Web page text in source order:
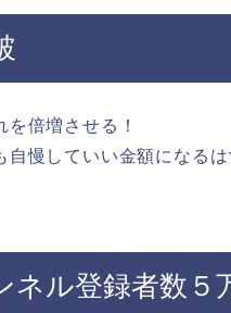
倍増させる！
慢していい金額になるは
ネル登録者数５